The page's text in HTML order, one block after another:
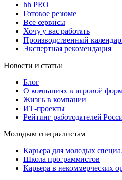
hh PRO
Готовое резюме
Все сервисы
Хочу у вас работать
Производственный
Экспертная рекомендация
Новости и статьи
Блог
О компаниях в игровой
Жизнь в компании
ИТ-проекты
Рейтинг работодателей
Молодым специалистам
Карьера для молодых
Школа программистов
Карьера в некоммерческих